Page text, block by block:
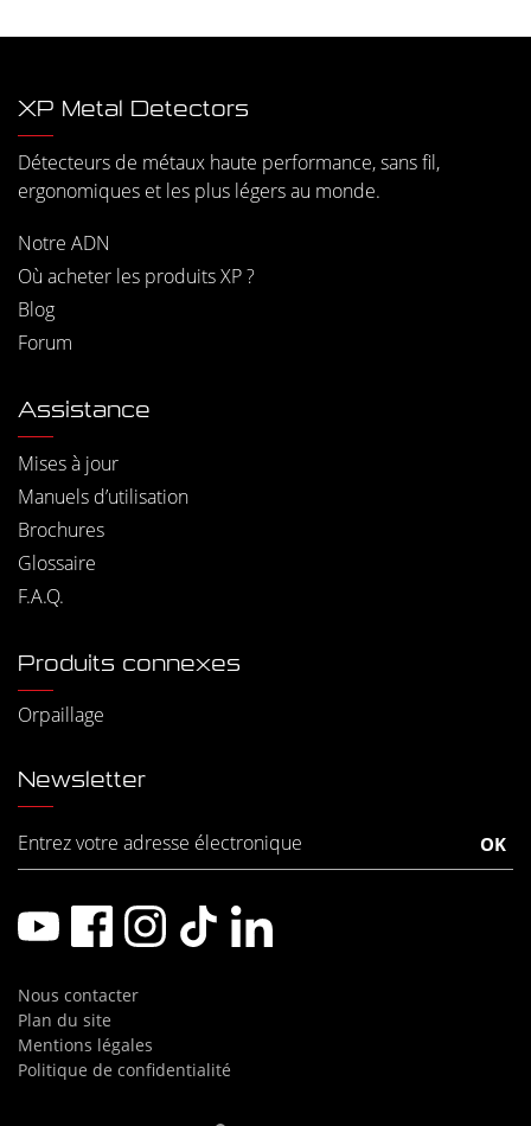
XP Metal Detectors
Détecteurs de métaux haute performance, sans fil,
ergonomiques et les plus légers au monde.
Notre ADN
Où acheter les produits XP ?
Blog
Forum
Assistance
Mises à jour
Manuels d’utilisation
Brochures
Glossaire
F.A.Q.
Produits connexes
Orpaillage
Newsletter
Nous contacter
Plan du site
Mentions légales
Politique de confidentialité